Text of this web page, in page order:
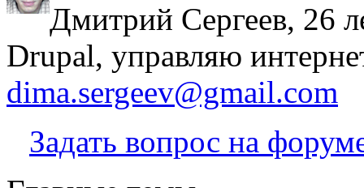
Дмитрий Сергеев, 26
Drupal, управляю
dima.sergeev@gmail.com
Задать вопрос на